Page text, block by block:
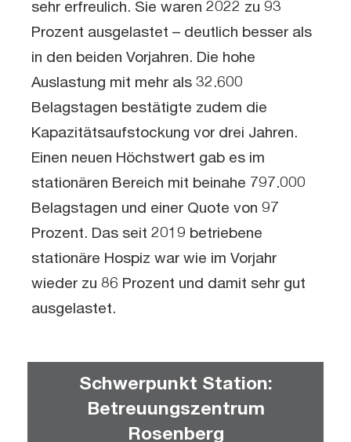
sehr erfreulich. Sie waren 2022 zu 93
Prozent ausgelastet – deutlich besser als
in den beiden Vorjahren. Die hohe
Auslastung mit mehr als 32.600
Belagstagen bestätigte zudem die
Kapazitätsaufstockung vor drei Jahren.
Einen neuen Höchstwert gab es im
stationären Bereich mit beinahe 797.000
Belagstagen und einer Quote von 97
Prozent. Das seit 2019 betriebene
stationäre Hospiz war wie im Vorjahr
wieder zu 86 Prozent und damit sehr gut
ausgelastet.
Schwerpunkt Station:
Betreuungszentrum
Rosenberg